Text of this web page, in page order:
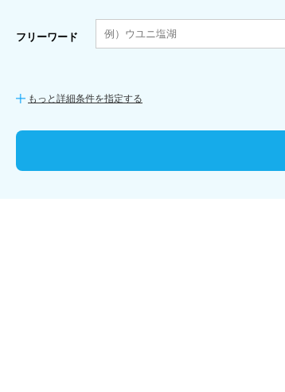
フリーワード
もっと詳細条件を指定する